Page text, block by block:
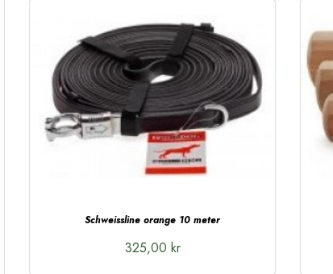
Schweissline orange 10 meter
325,00 kr